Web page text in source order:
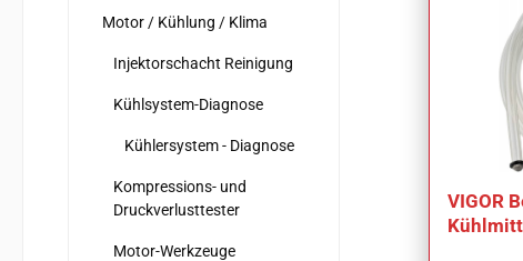
Motor / Kühlung / Klima
Injektorschacht Reinigung
Kühlsystem-Diagnose
Kühlersystem - Diagnose
Kompressions- und
Druckverlusttester
Motor-Werkzeuge
VIGOR